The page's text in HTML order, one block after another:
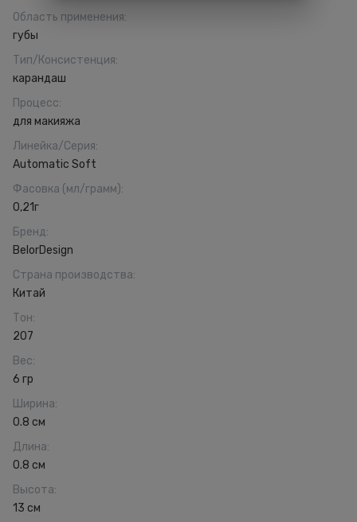
Область применения:
губы
Тип/Консистенция:
карандаш
Процесс:
для макияжа
Линейка/Серия:
Automatic Soft
Фасовка (мл/грамм):
0,21г
Бренд:
BelorDesign
Страна производства:
Китай
Тон:
207
Вес:
6 гр
Ширина:
0.8 см
Длина:
0.8 см
Высота:
13 см